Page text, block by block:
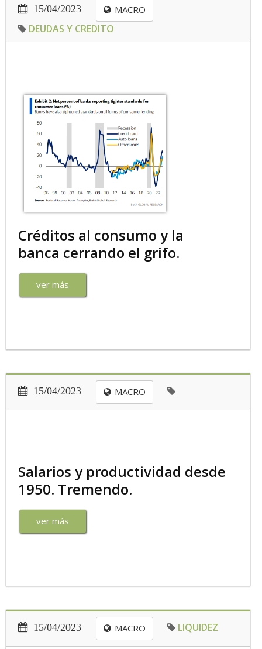
15/04/2023 MACRO
DEUDAS Y CREDITO
Créditos al consumo y la
banca cerrando el grifo.
ver más
15/04/2023 MACRO
Salarios y productividad desde
1950. Tremendo.
ver más
15/04/2023 MACRO LIQUIDEZ